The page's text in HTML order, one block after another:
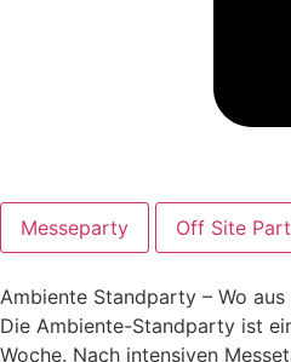
Messeparty Off Site
Ambiente Standparty – Wo
Die Ambiente-Standparty ist
Woche. Nach intensiven